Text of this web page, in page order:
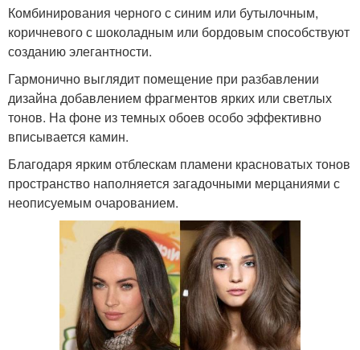
Комбинирования черного с синим или бутылочным,
коричневого с шоколадным или бордовым способствуют
созданию элегантности.
Гармонично выглядит помещение при разбавлении
дизайна добавлением фрагментов ярких или светлых
тонов. На фоне из темных обоев особо эффективно
вписывается камин.
Благодаря ярким отблескам пламени красноватых тонов
пространство наполняется загадочными мерцаниями с
неописуемым очарованием.